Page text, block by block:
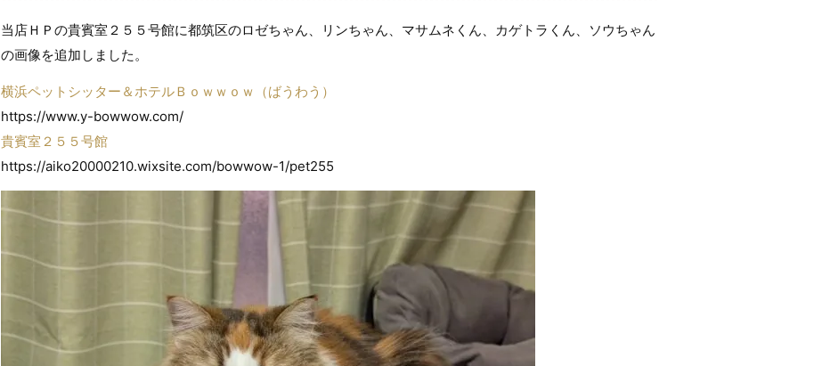
ん、ソウちゃん 都筑区のペットシッターＢｏｗｗｏｗばうわ
う
当店ＨＰの貴賓室２５５号館に都筑区のロゼちゃん、リンちゃん、マサムネくん、カゲトラくん、ソウちゃん
の画像を追加しました。
横浜ペットシッター＆ホテルＢｏｗｗｏｗ（ばうわう）
https://www.y-bowwow.com/
貴賓室２５５号館
https://aiko20000210.wixsite.com/bowwow-1/pet255